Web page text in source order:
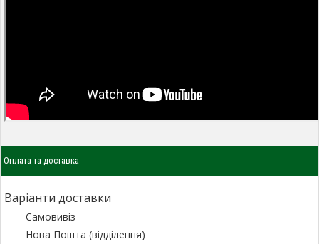
Оплата та доставка
Варіанти доставки
Самовивіз
Нова Пошта (відділення)